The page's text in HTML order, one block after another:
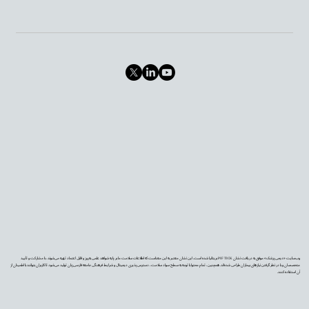
وب‌سایت «دیجی‌پزشک» موفق به دریافت نشان PIF TICK بریتانیا شده است. این نشان معتبر به این معناست که اطلاعات سلامت ما بر پایه شواهد علمی به‌روز و قابل اعتماد تهیه می‌شوند، با مشارکت و تأیید
متخصصان و با در نظر گرفتن نیازهای بیماران طراحی شده‌اند. همچنین، تمام محتوا با توجه به سطح سواد سلامت، دسترس‌پذیری دیجیتال و شرایط فرهنگی جامعه فارسی‌زبان تولید می‌شود تا کاربران بتوانند با اطمینان از
آن استفاده کنند.